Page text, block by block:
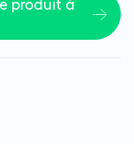
produit à